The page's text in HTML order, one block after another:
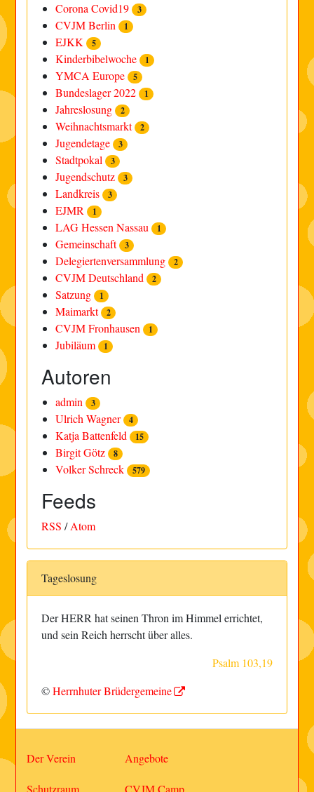
Corona Covid19 3
CVJM Berlin 1
EJKK 5
Kinderbibelwoche 1
YMCA Europe 5
Bundeslager 2022 1
Jahreslosung 2
Weihnachtsmarkt 2
Jugendetage 3
Stadtpokal 3
Jugendschutz 3
Landkreis 3
EJMR 1
LAG Hessen Nassau 1
Gemeinschaft 3
Delegiertenversammlung 2
CVJM Deutschland 2
Satzung 1
Maimarkt 2
CVJM Fronhausen 1
Jubiläum 1
Autoren
admin 3
Ulrich Wagner 4
Katja Battenfeld 15
Birgit Götz 8
Volker Schreck 579
Feeds
RSS /Atom
Tageslosung
Der HERR hat seinen Thron im Himmel errichtet,
und sein Reich herrscht über alles.
Psalm 103,19
©Herrnhuter Brüdergemeine
Der Verein Angebote
Schutzraum CVJM Camp